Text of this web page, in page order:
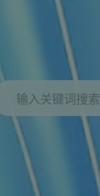
输入关键词搜索